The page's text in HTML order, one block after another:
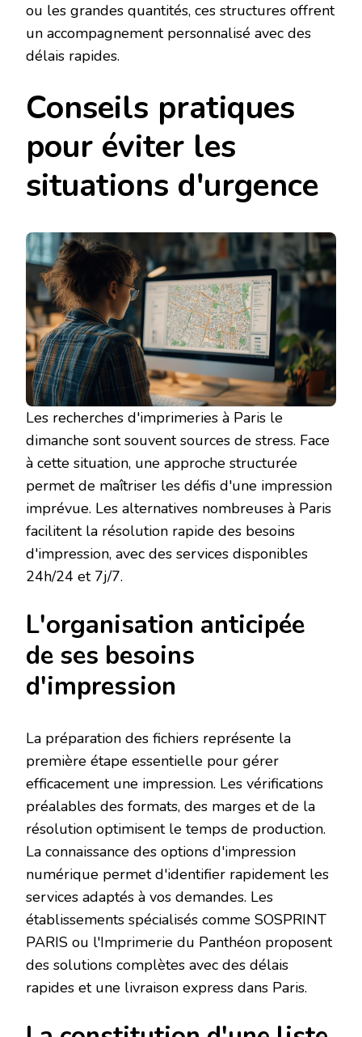
ou les grandes quantités, ces structures offrent
un accompagnement personnalisé avec des
délais rapides.
Conseils pratiques
pour éviter les
situations d'urgence
Les recherches d'imprimeries à Paris le
dimanche sont souvent sources de stress. Face
à cette situation, une approche structurée
permet de maîtriser les défis d'une impression
imprévue. Les alternatives nombreuses à Paris
facilitent la résolution rapide des besoins
d'impression, avec des services disponibles
24h/24 et 7j/7.
L'organisation anticipée
de ses besoins
d'impression
La préparation des fichiers représente la
première étape essentielle pour gérer
efficacement une impression. Les vérifications
préalables des formats, des marges et de la
résolution optimisent le temps de production.
La connaissance des options d'impression
numérique permet d'identifier rapidement les
services adaptés à vos demandes. Les
établissements spécialisés comme SOSPRINT
PARIS ou l'Imprimerie du Panthéon proposent
des solutions complètes avec des délais
rapides et une livraison express dans Paris.